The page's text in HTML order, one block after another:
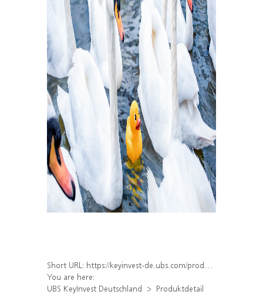
Short URL: https://keyinvest-de.ubs.com/produkt/detail/index/isin/DE000WA70111
You are here:
UBS KeyInvest Deutschland
Produktdetail